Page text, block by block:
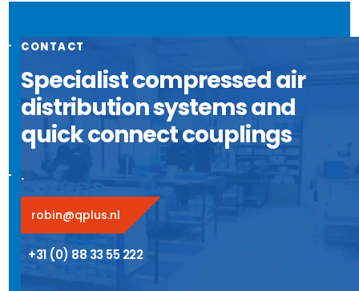
CONTACT
Specialist compressed air
distribution systems and
quick connect couplings
.
robin@qplus.nl
+31 (0) 88 33 55 222